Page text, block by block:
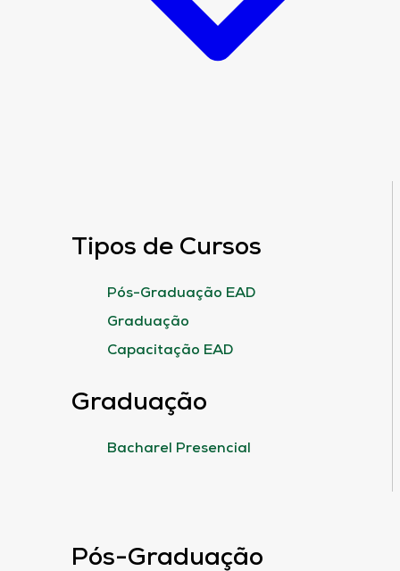
Tipos de Cursos
Pós-Graduação EAD
Graduação
Capacitação EAD
Graduação
Bacharel Presencial
Pós-Graduação